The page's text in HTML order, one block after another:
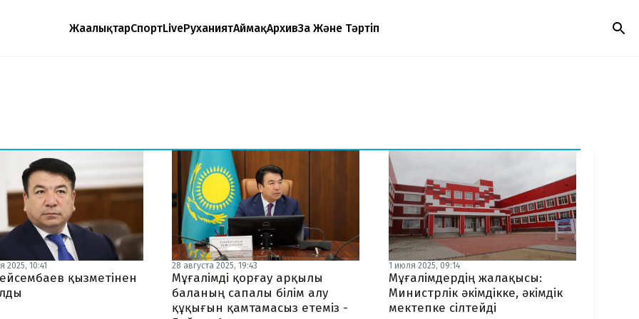
ЖаңалықтарСпортLiveРуханиятАймақАрхивЗаң Және Тәртіп
2025, 10:41
қызметінен
28 августа 2025, 19:43
Мұғалімді қорғау арқылы
баланың сапалы білім алу
құқығын қамтамасыз етеміз -
1 июля 2025, 09:14
Мұғалімдердің жалақысы:
Министрлік әкімдікке, әкімдік
мектепке сілтейді